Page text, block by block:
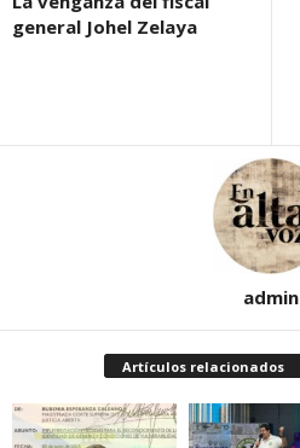
general Johel Zelaya
admin
Artículos relacionados